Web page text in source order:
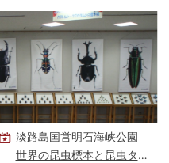
淡路島国営明石海峡公園
世界の昆虫標本と昆虫タペ